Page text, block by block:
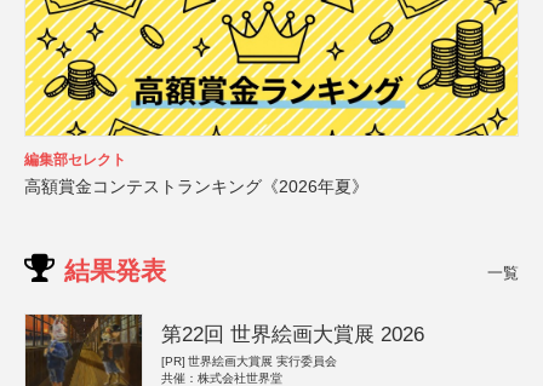
編集部セレクト
高額賞金コンテストランキング《2026年夏》
結果発表 一覧
第22回 世界絵画大賞展 2026
[PR] 世界絵画大賞展 実行委員会
共催：株式会社世界堂